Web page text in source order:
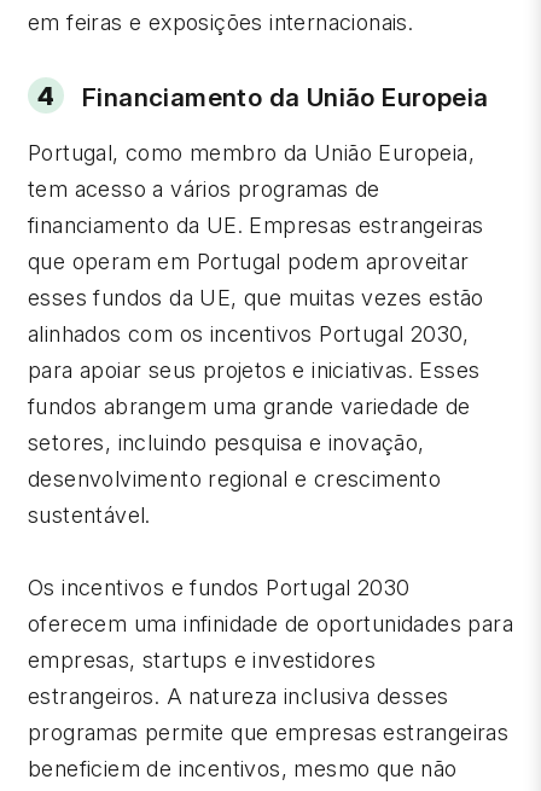
em feiras e exposições internacionais.
Financiamento da União Europeia
Portugal, como membro da União Europeia,
tem acesso a vários programas de
financiamento da UE. Empresas estrangeiras
que operam em Portugal podem aproveitar
esses fundos da UE, que muitas vezes estão
alinhados com os incentivos Portugal 2030,
para apoiar seus projetos e iniciativas. Esses
fundos abrangem uma grande variedade de
setores, incluindo pesquisa e inovação,
desenvolvimento regional e crescimento
sustentável.
Os incentivos e fundos Portugal 2030
oferecem uma infinidade de oportunidades para
empresas, startups e investidores
estrangeiros. A natureza inclusiva desses
programas permite que empresas estrangeiras
beneficiem de incentivos, mesmo que não